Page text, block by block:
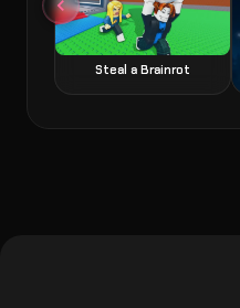
Steal a Brainrot